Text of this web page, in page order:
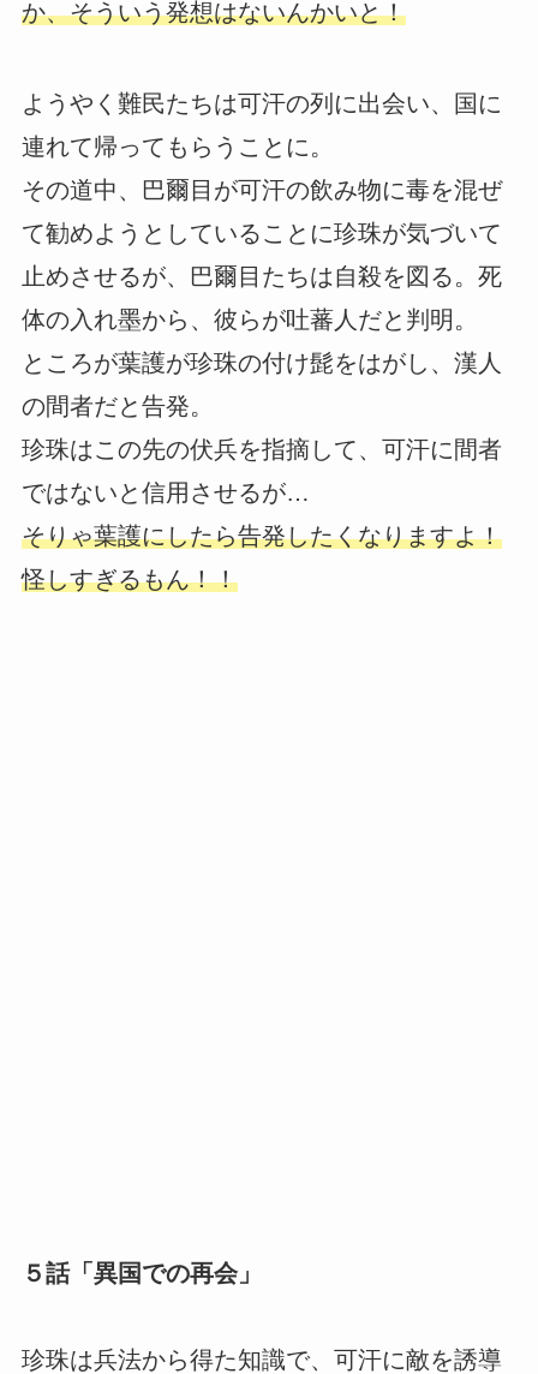
か、そういう発想はないんかいと！
ようやく難民たちは可汗の列に出会い、国に
連れて帰ってもらうことに。
その道中、巴爾目が可汗の飲み物に毒を混ぜ
て勧めようとしていることに珍珠が気づいて
止めさせるが、巴爾目たちは自殺を図る。死
体の入れ墨から、彼らが吐蕃人だと判明。
ところが葉護が珍珠の付け髭をはがし、漢人
の間者だと告発。
珍珠はこの先の伏兵を指摘して、可汗に間者
ではないと信用させるが…
そりゃ葉護にしたら告発したくなりますよ！
怪しすぎるもん！！
５話「異国での再会」
珍珠は兵法から得た知識で、可汗に敵を誘導